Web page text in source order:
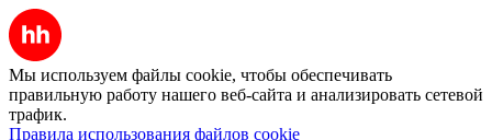
Мы используем файлы cookie, чтобы обеспечивать
правильную работу нашего веб-сайта и анализировать сетевой
трафик.
Правила использования файлов cookie